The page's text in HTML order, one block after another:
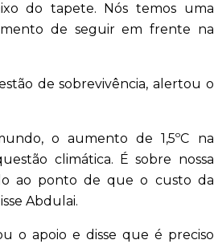
do tapete. Nós temos uma
de seguir em frente na
de sobrevivência, alertou o
o aumento de 1,5ºC na
climática. É sobre nossa
ao ponto de que o custo da
Abdulai.
o apoio e disse que é preciso